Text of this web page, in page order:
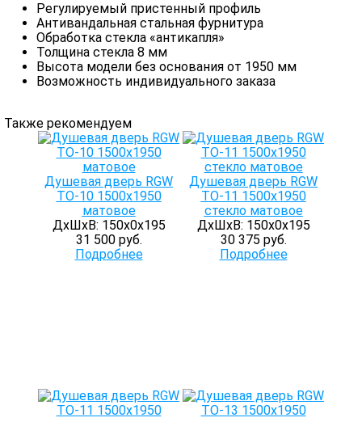
Регулируемый пристенный профиль
Антивандальная стальная фурнитура
Обработка стекла «антикапля»
Толщина стекла 8 мм
Высота модели без основания от 1950 мм
Возможность индивидуального заказа
Также рекомендуем
Душевая дверь RGW
TO-10 1500x1950
матовое
ДхШхВ: 150х0х195
31 500 руб.
Подробнее
Душевая дверь RGW
TO-11 1500x1950
стекло матовое
ДхШхВ: 150х0х195
30 375 руб.
Подробнее